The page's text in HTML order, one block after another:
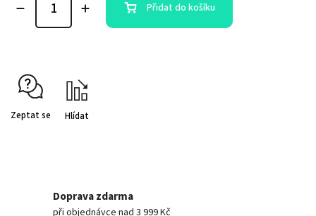
Přidat do košíku
Zeptat se Hlídat
Doprava zdarma
při objednávce nad 3 999 Kč